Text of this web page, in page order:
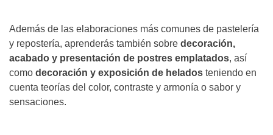
Además de las elaboraciones más comunes de pastelería
y repostería, aprenderás también sobre decoración,
acabado y presentación de postres emplatados, así
como decoración y exposición de helados teniendo en
cuenta teorías del color, contraste y armonía o sabor y
sensaciones.